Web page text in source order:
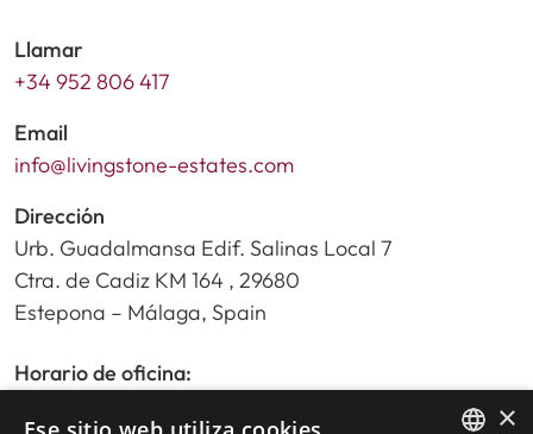
Llamar
+34 952 806 417
Email
info@livingstone-estates.com
Dirección
Urb. Guadalmansa Edif. Salinas Local 7
Ctra. de Cadiz KM 164 , 29680
Estepona – Málaga, Spain
Horario de oficina:
×